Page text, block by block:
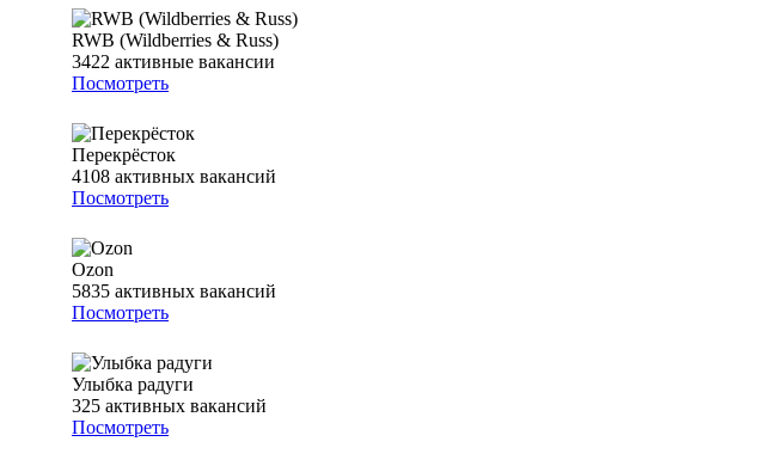
RWB (Wildberries & Russ)
3422 активные вакансии
Посмотреть
Перекрёсток
4108 активных вакансий
Посмотреть
Ozon
5835 активных вакансий
Посмотреть
Улыбка радуги
325 активных вакансий
Посмотреть